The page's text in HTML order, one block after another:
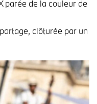
parée de la couleur de
clôturée par un